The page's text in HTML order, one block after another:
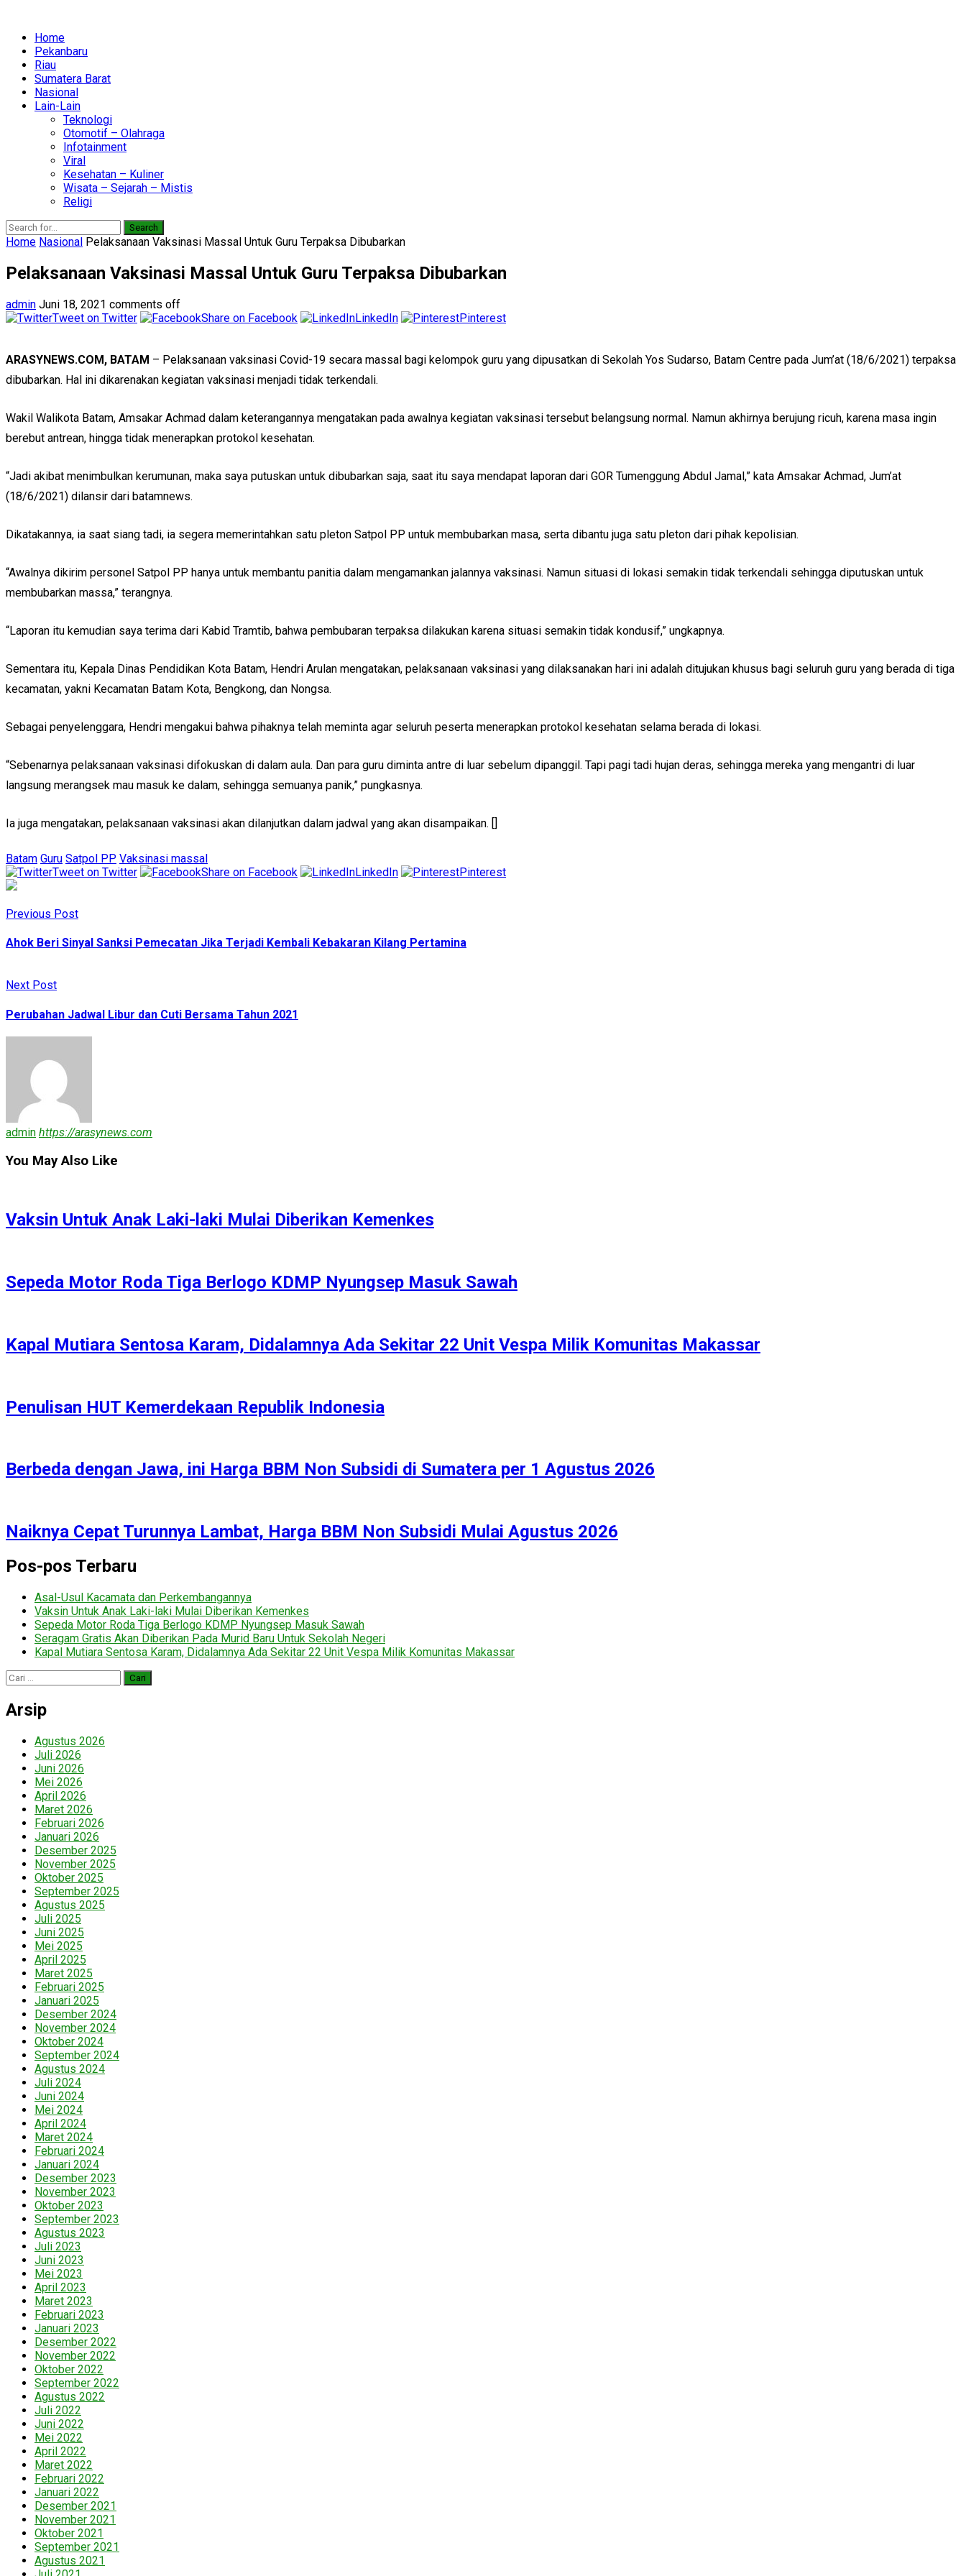
Home
Pekanbaru
Riau
Sumatera Barat
Nasional
Lain-Lain
Teknologi
Otomotif – Olahraga
Infotainment
Viral
Kesehatan – Kuliner
Wisata – Sejarah – Mistis
Religi
Search
Home Nasional Pelaksanaan Vaksinasi Massal Untuk Guru Terpaksa Dibubarkan
Pelaksanaan Vaksinasi Massal Untuk Guru Terpaksa Dibubarkan
admin Juni 18, 2021 comments off
Tweet on Twitter
Share on Facebook LinkedIn Pinterest
ARASYNEWS.COM, BATAM – Pelaksanaan vaksinasi Covid-19 secara massal bagi kelompok guru yang dipusatkan di Sekolah Yos Sudarso, Batam Centre pada Jum’at (18/6/2021) terpaksa
dibubarkan. Hal ini dikarenakan kegiatan vaksinasi menjadi tidak terkendali.
Wakil Walikota Batam, Amsakar Achmad dalam keterangannya mengatakan pada awalnya kegiatan vaksinasi tersebut belangsung normal. Namun akhirnya berujung ricuh, karena masa ingin
berebut antrean, hingga tidak menerapkan protokol kesehatan.
“Jadi akibat menimbulkan kerumunan, maka saya putuskan untuk dibubarkan saja, saat itu saya mendapat laporan dari GOR Tumenggung Abdul Jamal,” kata Amsakar Achmad, Jum’at
(18/6/2021) dilansir dari batamnews.
Dikatakannya, ia saat siang tadi, ia segera memerintahkan satu pleton Satpol PP untuk membubarkan masa, serta dibantu juga satu pleton dari pihak kepolisian.
“Awalnya dikirim personel Satpol PP hanya untuk membantu panitia dalam mengamankan jalannya vaksinasi. Namun situasi di lokasi semakin tidak terkendali sehingga diputuskan untuk
membubarkan massa,” terangnya.
“Laporan itu kemudian saya terima dari Kabid Tramtib, bahwa pembubaran terpaksa dilakukan karena situasi semakin tidak kondusif,” ungkapnya.
Sementara itu, Kepala Dinas Pendidikan Kota Batam, Hendri Arulan mengatakan, pelaksanaan vaksinasi yang dilaksanakan hari ini adalah ditujukan khusus bagi seluruh guru yang berada di tiga
kecamatan, yakni Kecamatan Batam Kota, Bengkong, dan Nongsa.
Sebagai penyelenggara, Hendri mengakui bahwa pihaknya telah meminta agar seluruh peserta menerapkan protokol kesehatan selama berada di lokasi.
“Sebenarnya pelaksanaan vaksinasi difokuskan di dalam aula. Dan para guru diminta antre di luar sebelum dipanggil. Tapi pagi tadi hujan deras, sehingga mereka yang mengantri di luar
langsung merangsek mau masuk ke dalam, sehingga semuanya panik,” pungkasnya.
Ia juga mengatakan, pelaksanaan vaksinasi akan dilanjutkan dalam jadwal yang akan disampaikan. []
Batam Guru Satpol PP Vaksinasi massal
Tweet on Twitter
Share on Facebook LinkedIn Pinterest
Previous Post
Ahok Beri Sinyal Sanksi Pemecatan Jika Terjadi Kembali Kebakaran Kilang Pertamina
Next Post
Perubahan Jadwal Libur dan Cuti Bersama Tahun 2021
admin https://arasynews.com
You May Also Like
Vaksin Untuk Anak Laki-laki Mulai Diberikan Kemenkes
Sepeda Motor Roda Tiga Berlogo KDMP Nyungsep Masuk Sawah
Kapal Mutiara Sentosa Karam, Didalamnya Ada Sekitar 22 Unit Vespa Milik Komunitas Makassar
Penulisan HUT Kemerdekaan Republik Indonesia
Berbeda dengan Jawa, ini Harga BBM Non Subsidi di Sumatera per 1 Agustus 2026
Naiknya Cepat Turunnya Lambat, Harga BBM Non Subsidi Mulai Agustus 2026
Pos-pos Terbaru
Asal-Usul Kacamata dan Perkembangannya
Vaksin Untuk Anak Laki-laki Mulai Diberikan Kemenkes
Sepeda Motor Roda Tiga Berlogo KDMP Nyungsep Masuk Sawah
Seragam Gratis Akan Diberikan Pada Murid Baru Untuk Sekolah Negeri
Kapal Mutiara Sentosa Karam, Didalamnya Ada Sekitar 22 Unit Vespa Milik Komunitas Makassar
Cari
untuk:
Arsip
Agustus 2026
Juli 2026
Juni 2026
Mei 2026
April 2026
Maret 2026
Februari 2026
Januari 2026
Desember 2025
November 2025
Oktober 2025
September 2025
Agustus 2025
Juli 2025
Juni 2025
Mei 2025
April 2025
Maret 2025
Februari 2025
Januari 2025
Desember 2024
November 2024
Oktober 2024
September 2024
Agustus 2024
Juli 2024
Juni 2024
Mei 2024
April 2024
Maret 2024
Februari 2024
Januari 2024
Desember 2023
November 2023
Oktober 2023
September 2023
Agustus 2023
Juli 2023
Juni 2023
Mei 2023
April 2023
Maret 2023
Februari 2023
Januari 2023
Desember 2022
November 2022
Oktober 2022
September 2022
Agustus 2022
Juli 2022
Juni 2022
Mei 2022
April 2022
Maret 2022
Februari 2022
Januari 2022
Desember 2021
November 2021
Oktober 2021
September 2021
Agustus 2021